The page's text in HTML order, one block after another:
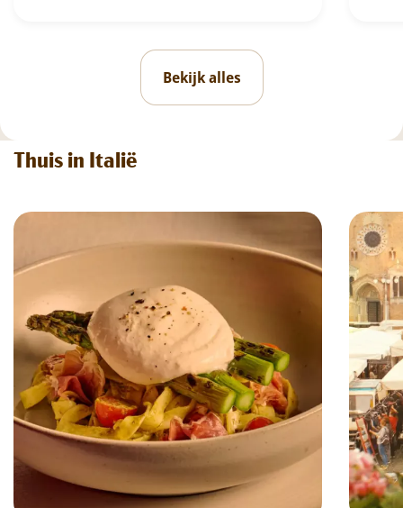
Bekijk alles
Thuis in Italië